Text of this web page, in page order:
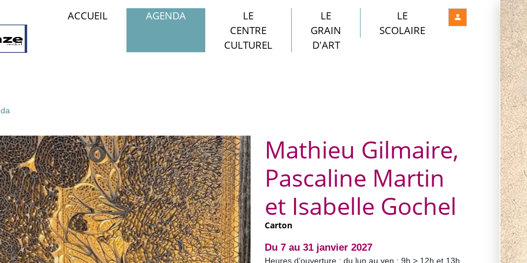
ACCUEIL AGENDA
LE
CENTRE
CULTUREL
LE
GRAIN
D'ART
LE
SCOLAIRE
Mathieu Gilmaire,
Pascaline Martin
et Isabelle Gochel
Carton
Du 7 au 31 janvier 2027
Heures d’ouverture : du lun au ven : 9h > 12h et 13h